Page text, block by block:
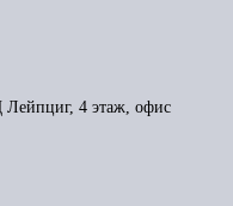
Лейпциг, 4 этаж, офис